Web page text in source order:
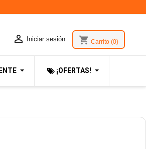
 Iniciar sesión shopping_cart Carrito (0)
¡OFERTAS!